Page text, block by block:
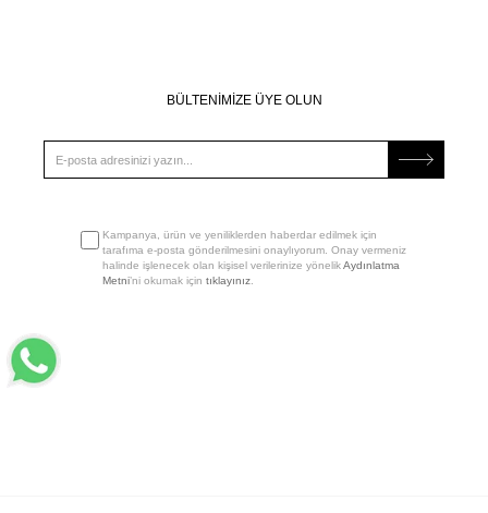
BÜLTENİMİZE ÜYE OLUN
Kampanya, ürün ve yeniliklerden haberdar edilmek için
tarafıma e-posta gönderilmesini onaylıyorum. Onay vermeniz
halinde işlenecek olan kişisel verilerinize yönelikAydınlatma
Metni’ni okumak için tıklayınız